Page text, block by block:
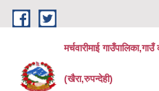
Skip to main content
मर्चवारीमाई
(खैरा,रुपन्देही)